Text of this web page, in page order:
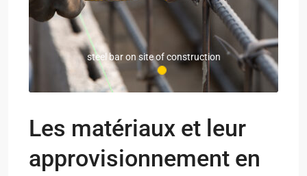
steel bar on site of construction
Les matériaux et leur
approvisionnement en